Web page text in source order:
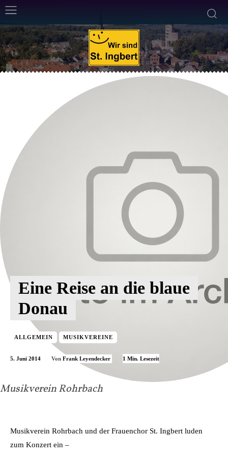
Musikverein Rohrbach
Eine Reise an die blaue
Donau
ALLGEMEIN MUSIKVEREINE
5. Juni 2014 Von Frank Leyendecker 1 Min. Lesezeit
Musikverein Rohrbach und der Frauenchor St. Ingbert luden
zum Konzert ein –